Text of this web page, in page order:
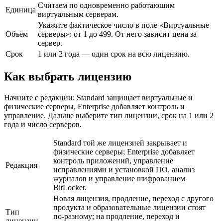
Единица
Считаем по одновременно работающим
виртуальным серверам.
Объём
Укажите фактическое число в поле «Виртуальные
серверы»: от 1 до 499. От него зависит цена за
сервер.
Срок
1 или 2 года — один срок на всю лицензию.
Как выбрать лицензию
Начните с редакции: Standard защищает виртуальные и
физические серверы, Enterprise добавляет контроль и
управление. Дальше выберите тип лицензии, срок на 1 или 2
года и число серверов.
Редакция
Standard той же лицензией закрывает и
физические серверы; Enterprise добавляет
контроль приложений, управление
исправлениями и установкой ПО, анализ
журналов и управление шифрованием
BitLocker.
Тип
Новая лицензия, продление, переход с другого
продукта и образовательные лицензии стоят
по-разному; на продление, переход и